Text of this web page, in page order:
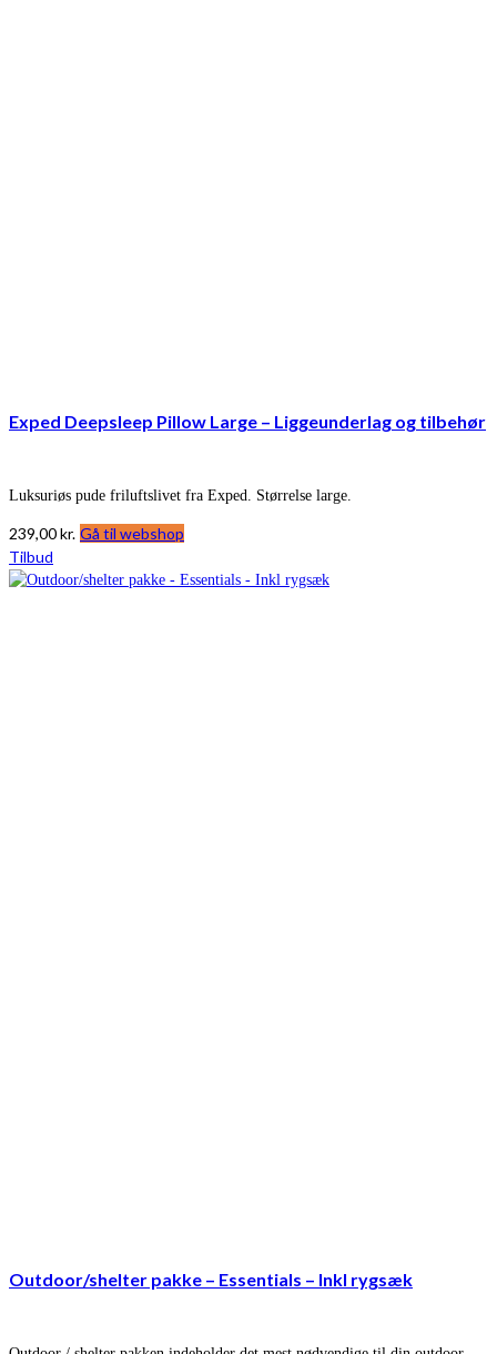
Exped Deepsleep Pillow Large – Liggeunderlag og tilbehør
Luksuriøs pude friluftslivet fra Exped. Størrelse large.
239,00kr. Gå til webshop
Tilbud
Outdoor/shelter pakke – Essentials – Inkl rygsæk